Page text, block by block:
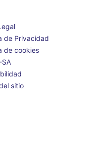
de Privacidad
de cookies
SA
sitio